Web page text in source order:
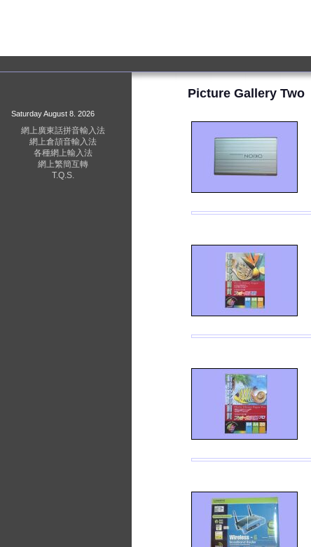
網上廣東話拼音輸入法
網上倉頡音輸入法
各種網上輸入法
網上繁簡互轉
T.Q.S.
Saturday August 8. 2026
Picture Gallery Two